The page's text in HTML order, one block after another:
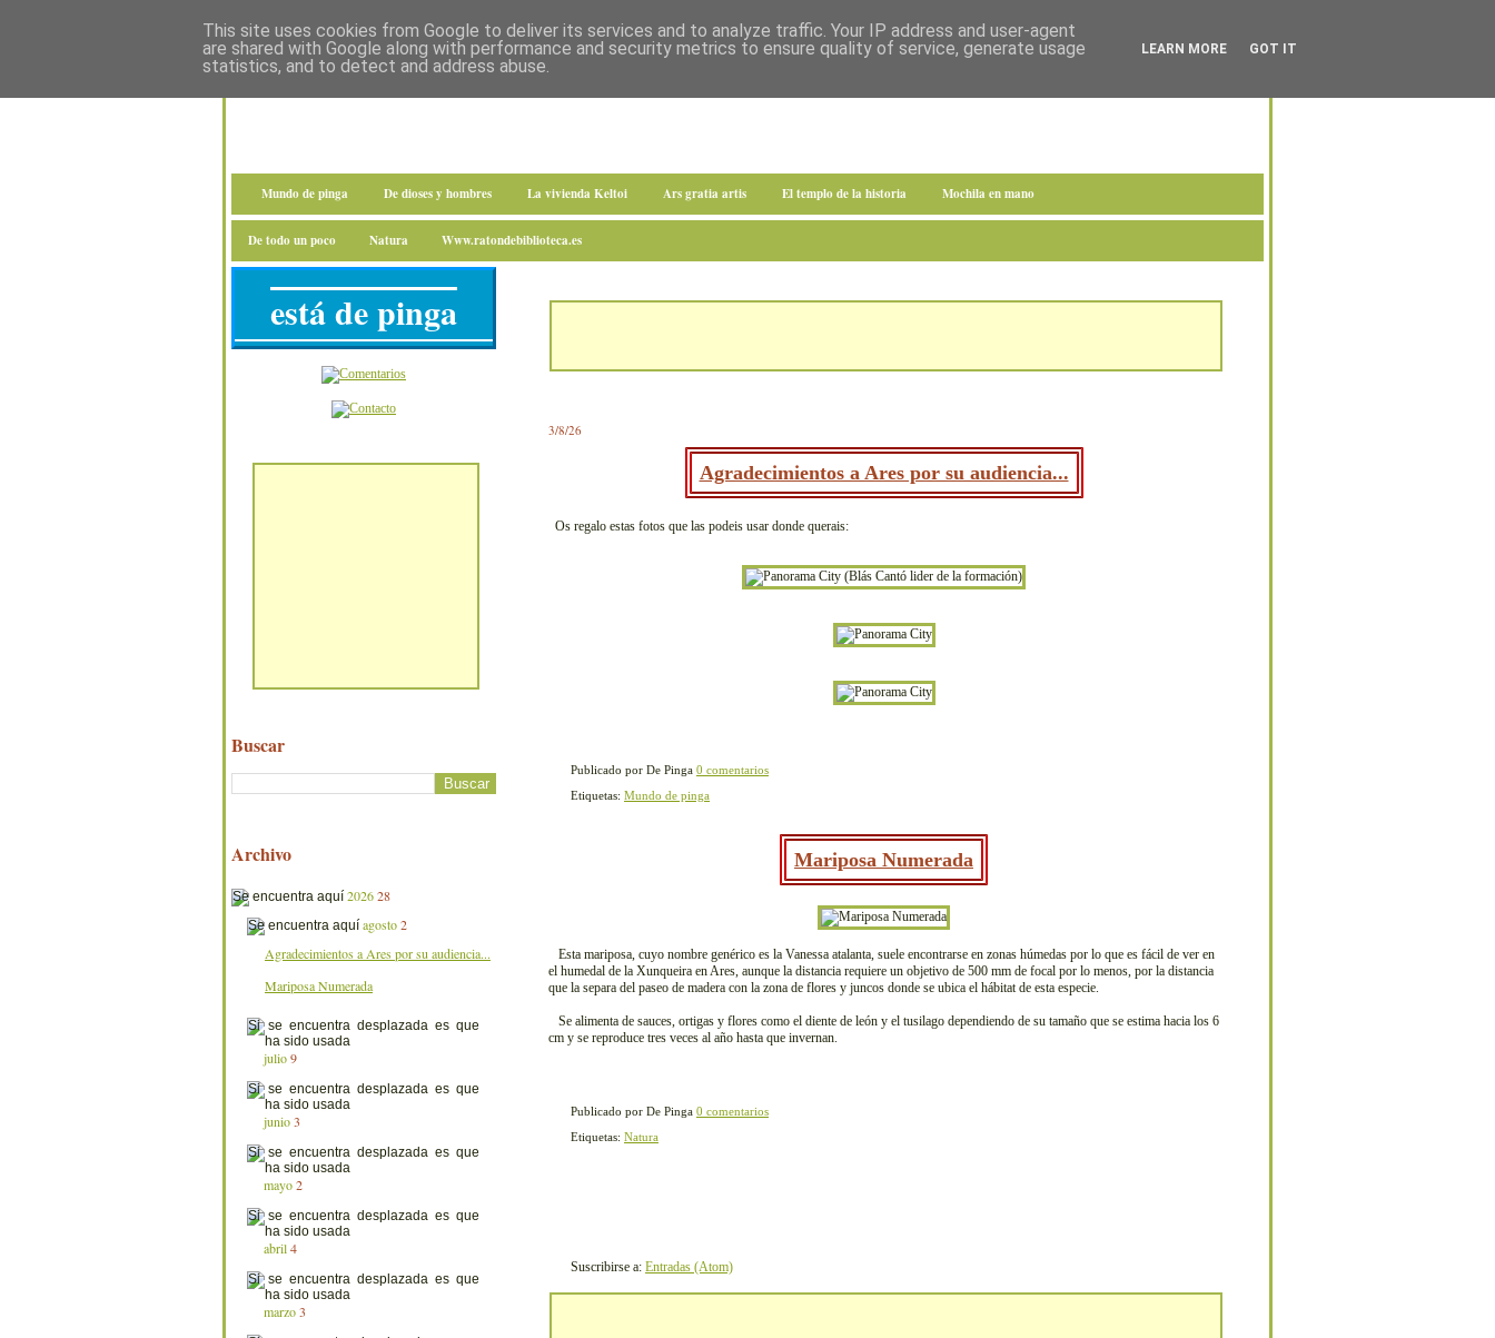
Mundo de pinga De dioses y hombres La vivienda Keltoi Ars gratia artis El templo de la historia Mochila en mano
De todo un poco Natura Www.ratondebiblioteca.es
3/8/26
Agradecimientos a Ares por su audiencia...
Os regalo estas fotos que las podeis usar donde querais:
Publicado por De Pinga 0 comentarios
Etiquetas: Mundo de pinga
Mariposa Numerada
Esta mariposa, cuyo nombre genérico es la Vanessa atalanta, suele encontrarse en zonas húmedas por lo que es fácil de ver en
el humedal de la Xunqueira en Ares, aunque la distancia requiere un objetivo de 500 mm de focal por lo menos, por la distancia
que la separa del paseo de madera con la zona de flores y juncos donde se ubica el hábitat de esta especie.
Se alimenta de sauces, ortigas y flores como el diente de león y el tusilago dependiendo de su tamaño que se estima hacia los 6
cm y se reproduce tres veces al año hasta que invernan.
Publicado por De Pinga 0 comentarios
Etiquetas: Natura
Suscribirse a: Entradas (Atom)
está de pinga
Buscar
Archivo
202628
agosto 2
Agradecimientos a Ares por su audiencia...
Mariposa Numerada
julio 9
junio 3
mayo 2
abril 4
marzo 3
This site uses cookies from Google to deliver its services and to analyze traffic. Your IP address and user-agent
are shared with Google along with performance and security metrics to ensure quality of service, generate usage
statistics, and to detect and address abuse.
LEARN MORE GOT IT